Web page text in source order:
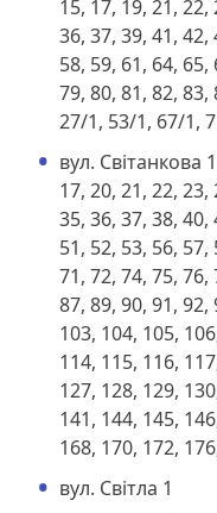
15, 17, 19, 21, 22,
36, 37, 39, 41, 42,
58, 59, 61, 64, 65,
79, 80, 81, 82,
27/1, 53/1, 67/1,
вул. Світанкова
17, 20, 21, 22, 23,
35, 36, 37, 38, 40,
51, 52, 53, 56, 57,
71, 72, 74, 75, 76,
87, 89, 90, 91, 92,
103, 104, 105,
114, 115, 116,
127, 128, 129,
141, 144, 145,
168, 170, 172,
вул. Світла 1